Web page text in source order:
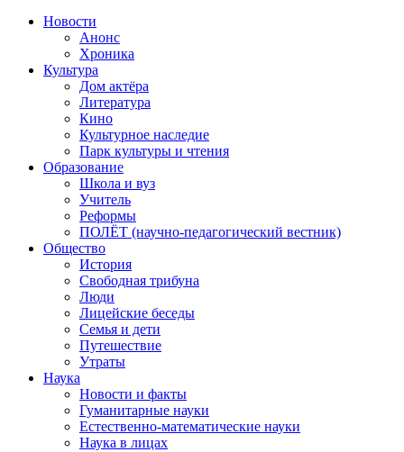
Новости
Анонс
Хроника
Культура
Дом актёра
Литература
Кино
Культурное наследие
Парк культуры и чтения
Образование
Школа и вуз
Учитель
Реформы
ПОЛЁТ (научно-педагогический вестник)
Общество
История
Свободная трибуна
Люди
Лицейские беседы
Семья и дети
Путешествие
Утраты
Наука
Новости и факты
Гуманитарные науки
Естественно-математические науки
Наука в лицах